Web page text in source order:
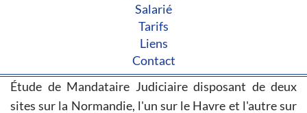
Salarié
Tarifs
Liens
Contact
Étude de Mandataire Judiciaire disposant de deux
sites sur la Normandie, l'un sur le Havre et l'autre sur